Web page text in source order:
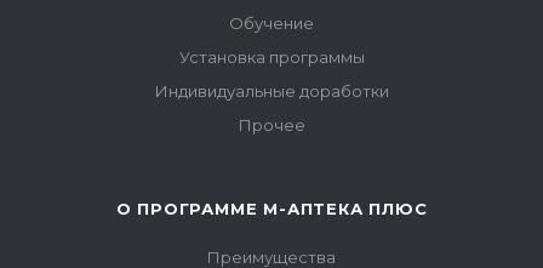
Обучение
Установка программы
Индивидуальные доработки
Прочее
О ПРОГРАММЕ М-АПТЕКА ПЛЮС
Преимущества